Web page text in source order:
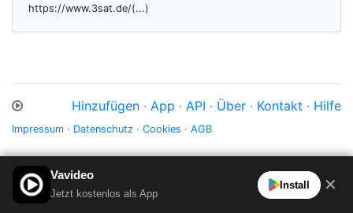
https://www.3sat.de/(...)
Hinzufügen · App · API · Über · Kontakt · Hilfe
Impressum · Datenschutz · Cookies · AGB
Vavideo
Jetzt kostenlos als App
Install ✕